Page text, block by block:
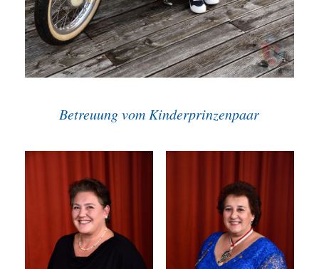
Betreuung vom Kinderprinzenpaar